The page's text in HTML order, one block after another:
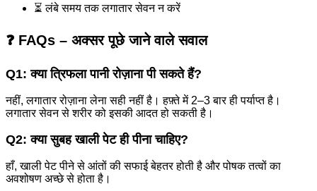
⏳ लंबे समय तक लगातार सेवन न करें
❓ FAQs – अक्सर पूछे जाने वाले सवाल
Q1: क्या त्रिफला पानी रोज़ाना पी सकते हैं?
नहीं, लगातार रोज़ाना लेना सही नहीं है। हफ़्ते में 2–3 बार ही पर्याप्त है।
लगातार सेवन से शरीर को इसकी आदत हो सकती है।
Q2: क्या सुबह खाली पेट ही पीना चाहिए?
हाँ, खाली पेट पीने से आंतों की सफाई बेहतर होती है और पोषक तत्वों का
अवशोषण अच्छे से होता है।